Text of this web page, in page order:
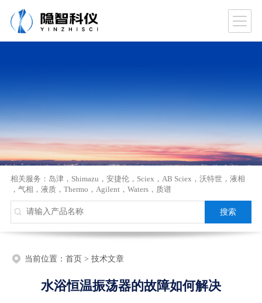
相关服务： 岛津， Shimazu ， 安捷伦， Sciex ， AB Sciex ， 沃特世， 液相
， 气相 ， 液质， Thermo ， Agilent ， Waters， 质谱
当前位置： 首页> 技术文章
水浴恒温振荡器的故障如何解决